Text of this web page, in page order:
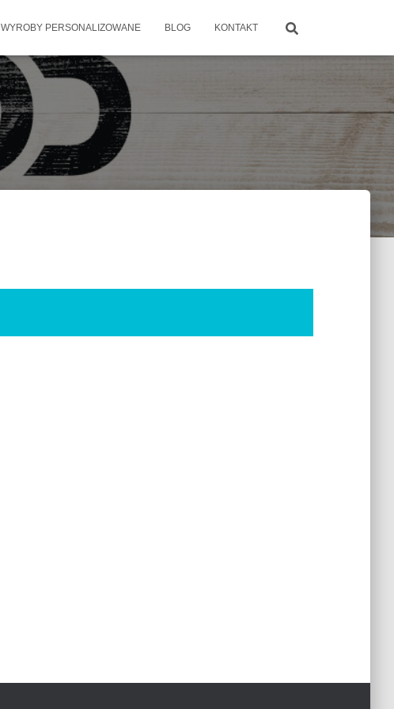
WYROBY PERSONALIZOWANE BLOG KONTAKT